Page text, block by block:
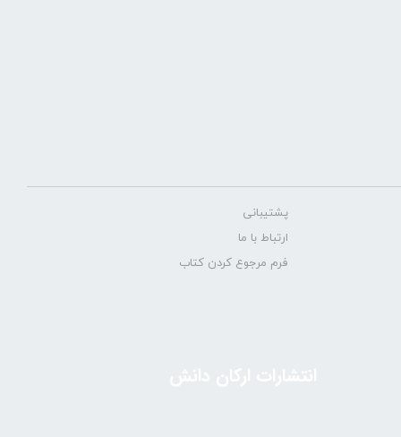
پشتیبانی
ارتباط با ما
فرم مرجوع کردن کتاب